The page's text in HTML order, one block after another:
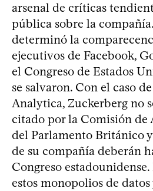
arsenal de críticas
pública sobre la
determinó la
ejecutivos de Facebook,
el Congreso de Estados
se salvaron. Con el caso
Analytica, Zuckerberg no
citado por la Comisión de
del Parlamento Británico
de su compañía deberán
Congreso
estos monopolios de